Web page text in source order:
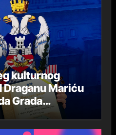
kulturnog
Draganu Mariću
Grada
godinu